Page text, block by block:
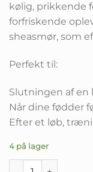
kølig, prikkende
forfriskende
sheasmør, som
Perfekt til:
Slutningen af ​​en
Når dine fødder
Efter et løb,
4 på lager
Voesh Refreshing